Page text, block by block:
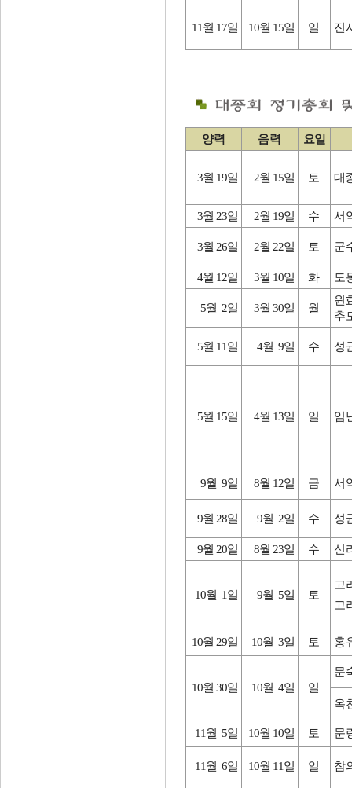
11월 17일 10월 15일 일 진
양력 음력 요일
3월 19일 2월 15일 토 대
3월 23일 2월 19일 수 서
3월 26일 2월 22일 토 군
4월 12일 3월 10일 화 도
5월 2일 3월 30일 월
원
추
5월 11일 4월 9일 수 성
5월 15일 4월 13일 일 임
9월 9일 8월 12일 금 서
9월 28일 9월 2일 수 성
9월 20일 8월 23일 수 신
10월 1일 9월 5일 토
고
고
10월 29일 10월 3일 토 홍
10월 30일 10월 4일 일
문
옥
11월 5일 10월 10일 토 문
11월 6일 10월 11일 일 참